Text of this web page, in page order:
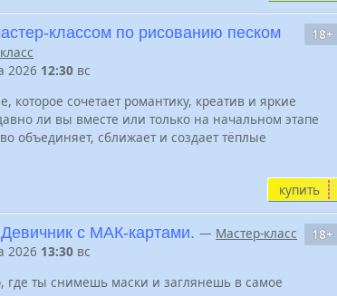
18+
классом по рисованию песком
2026 12:30 вс
которое сочетает романтику, креатив и яркие
ли вы вместе или только на начальном этапе
объединяет, сближает и создает тёплые
купить
18+
с МАК-картами. — Мастер-класс
2026 13:30 вс
ты снимешь маски и заглянешь в самое